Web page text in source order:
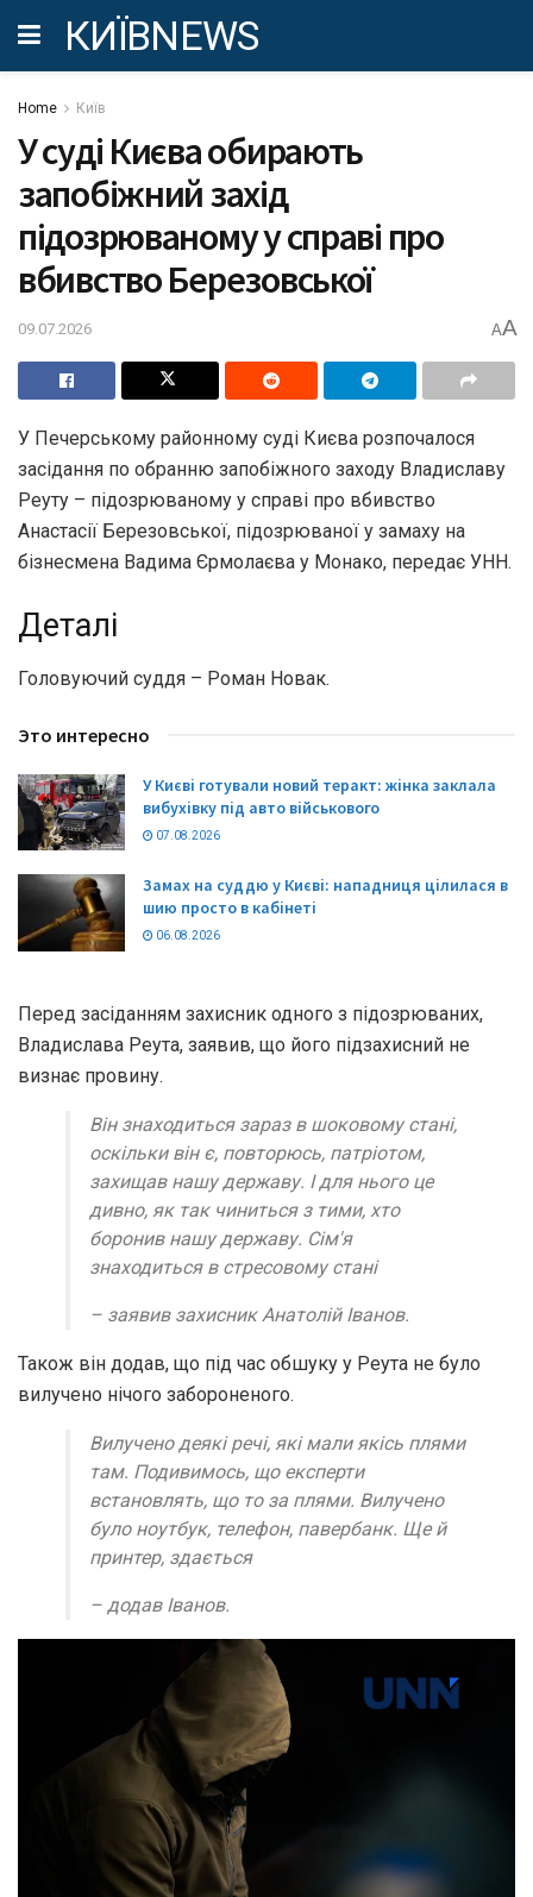
КИЇВNEWS
Home Київ
У суді Києва обирають
запобіжний захід
підозрюваному у справі про
вбивство Березовської
09.07.2026 AA
У Печерському районному суді Києва розпочалося
засідання по обранню запобіжного заходу Владиславу
Реуту – підозрюваному у справі про вбивство
Анастасії Березовської, підозрюваної у замаху на
бізнесмена Вадима Єрмолаєва у Монако, передає УНН.
Деталі
Головуючий суддя – Роман Новак.
Это интересно
У Києві готували новий теракт: жінка заклала
вибухівку під авто військового
07.08.2026
Замах на суддю у Києві: нападниця цілилася в
шию просто в кабінеті
06.08.2026
Перед засіданням захисник одного з підозрюваних,
Владислава Реута, заявив, що його підзахисний не
визнає провину.
Він знаходиться зараз в шоковому стані,
оскільки він є, повторюсь, патріотом,
захищав нашу державу. І для нього це
дивно, як так чиниться з тими, хто
боронив нашу державу. Сім'я
знаходиться в стресовому стані
– заявив захисник Анатолій Іванов.
Також він додав, що під час обшуку у Реута не було
вилучено нічого забороненого.
Вилучено деякі речі, які мали якісь плями
там. Подивимось, що експерти
встановлять, що то за плями. Вилучено
було ноутбук, телефон, павербанк. Ще й
принтер, здається
– додав Іванов.